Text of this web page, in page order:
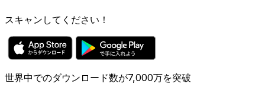
スキャンしてください！
世界中でのダウンロード数が7,000万を突破